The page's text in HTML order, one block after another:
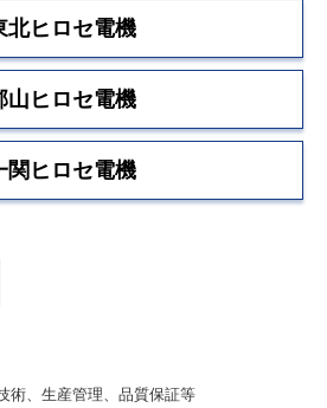
北ヒロセ電機
山ヒロセ電機
関ヒロセ電機
術、生産管理、品質保証等